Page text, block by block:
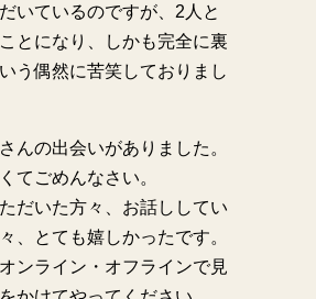
いているのですが、2人と
とになり、しかも完全に裏
う偶然に苦笑しておりまし
んの出会いがありました。
てごめんなさい。
だいた方々、お話ししてい
、とても嬉しかったです。
ンライン・オフラインで見